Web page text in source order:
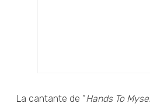
La cantante de “Hands To